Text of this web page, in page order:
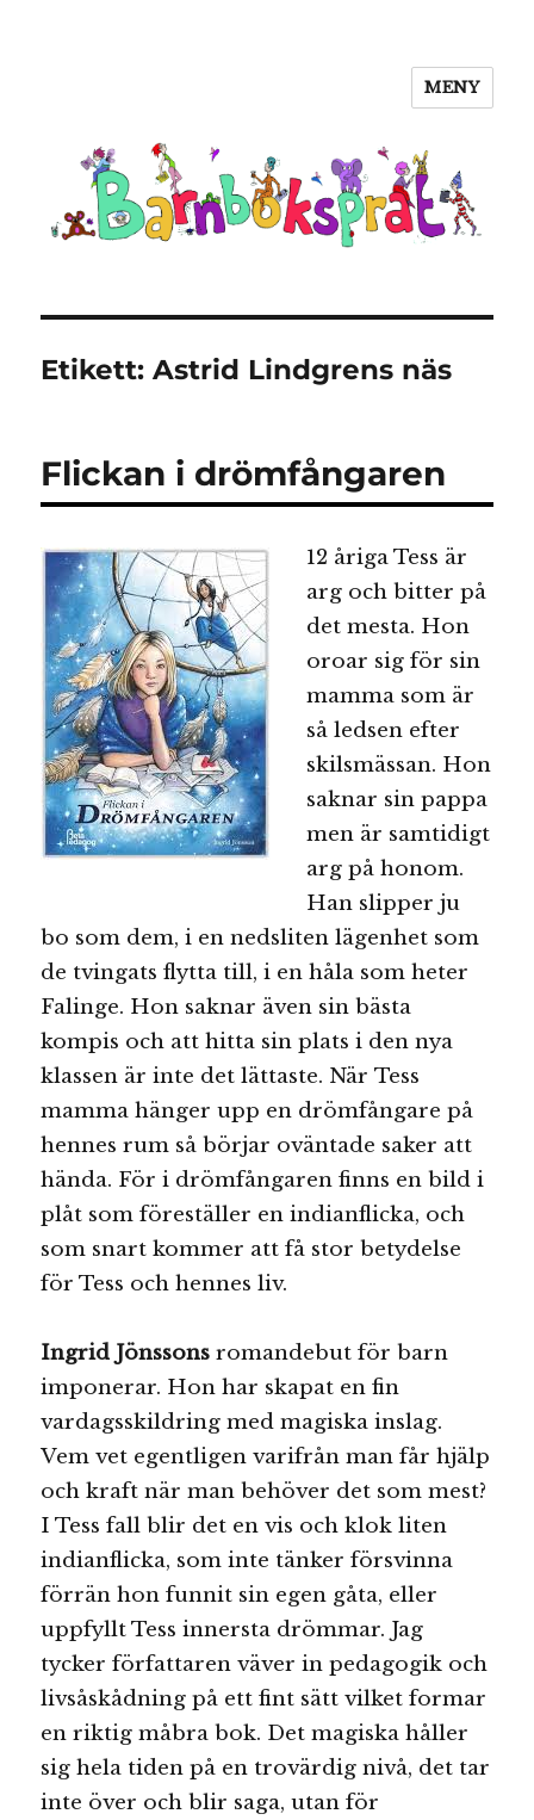
MENY
Etikett:Astrid Lindgrens näs
Flickan i drömfångaren
12 åriga Tess är
arg och bitter på
det mesta. Hon
oroar sig för sin
mamma som är
så ledsen efter
skilsmässan. Hon
saknar sin pappa
men är samtidigt
arg på honom.
Han slipper ju
bo som dem, i en nedsliten lägenhet som
de tvingats flytta till, i en håla som heter
Falinge. Hon saknar även sin bästa
kompis och att hitta sin plats i den nya
klassen är inte det lättaste. När Tess
mamma hänger upp en drömfångare på
hennes rum så börjar oväntade saker att
hända. För i drömfångaren finns en bild i
plåt som föreställer en indianflicka, och
som snart kommer att få stor betydelse
för Tess och hennes liv.
Ingrid Jönssons romandebut för barn
imponerar. Hon har skapat en fin
vardagsskildring med magiska inslag.
Vem vet egentligen varifrån man får hjälp
och kraft när man behöver det som mest?
I Tess fall blir det en vis och klok liten
indianflicka, som inte tänker försvinna
förrän hon funnit sin egen gåta, eller
uppfyllt Tess innersta drömmar. Jag
tycker författaren väver in pedagogik och
livsåskådning på ett fint sätt vilket formar
en riktig måbra bok. Det magiska håller
sig hela tiden på en trovärdig nivå, det tar
inte över och blir saga, utan för